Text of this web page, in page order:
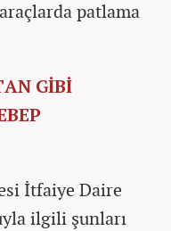
patlama
GİBİ
İtfaiye Daire
ilgili şunları